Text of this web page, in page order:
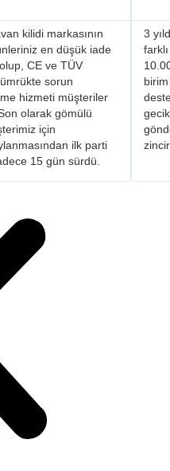
kilidi markasının
en düşük iade
CE ve TÜV
sorun
hizmeti müşteriler
olarak gömülü
için
ilk parti
15 gün sürdü.
3